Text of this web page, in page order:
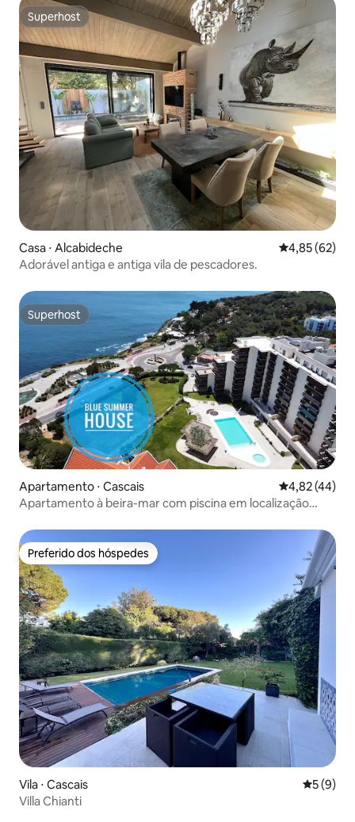
Superhost
Superhost
Casa ⋅ Alcabideche 4,85 de uma
4,85 (62)
Adorável antiga e antiga vila de pescadores.
Superhost
Superhost
Apartamento ⋅ Cascais 4,82 de uma
4,82 (44)
Apartamento à beira-mar com piscina em localização
Preferido dos hóspedes
Preferido dos hóspedes
Vila ⋅ Cascais 5 de
5 (9)
Villa Chianti